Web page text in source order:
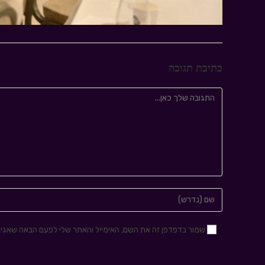
כתיבת תגובה
שמור בדפדפן זה את השם, האימייל והאתר שלי לפעם הבאה